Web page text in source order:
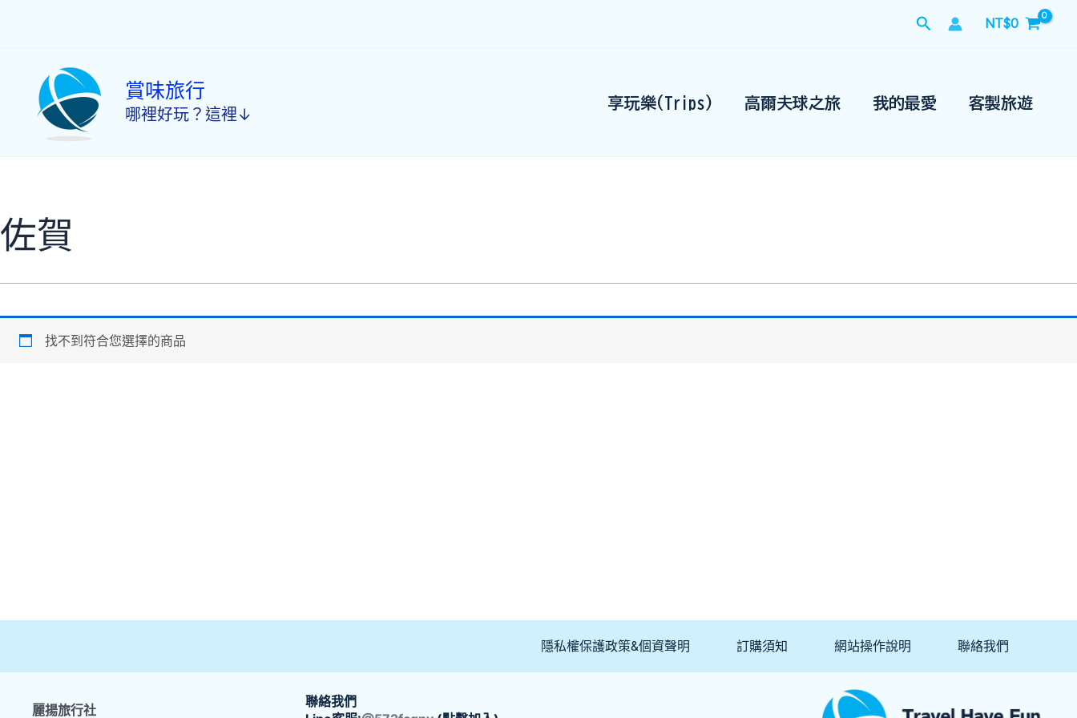
搜
NT$0
賞味旅行
哪裡好玩？這裡↓
享玩樂(Trips) 高爾夫球之旅 我的最愛 客製旅遊
佐賀
找不到符合您選擇的商品
隱私權保護政策&個資聲明 訂購須知 網站操作說明 聯絡我們
麗揚旅行社
聯絡我們